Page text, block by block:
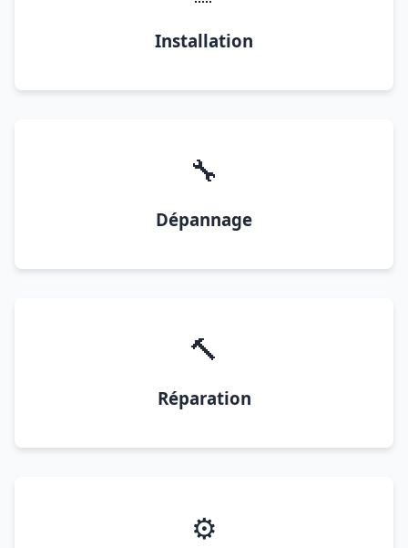
Installation
🔧
Dépannage
🔨
Réparation
⚙️